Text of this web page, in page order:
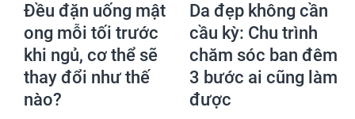
Đều đặn uống mật
ong mỗi tối trước
khi ngủ, cơ thể sẽ
thay đổi như thế
nào?
Da đẹp không cần
cầu kỳ: Chu trình
chăm sóc ban đêm
3 bước ai cũng làm
được